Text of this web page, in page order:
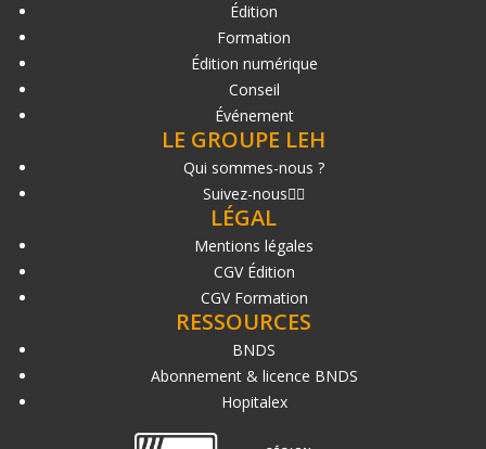
Édition
Formation
Édition numérique
Conseil
Événement
LE GROUPE LEH
Qui sommes-nous ?
Suivez-nous
LÉGAL
Mentions légales
CGV Édition
CGV Formation
RESSOURCES
BNDS
Abonnement & licence BNDS
Hopitalex